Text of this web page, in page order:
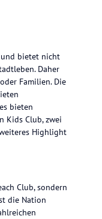
und bietet nicht
Daher
Familien. Die
bieten
Kids Club, zwei
Highlight
Club, sondern
die Nation